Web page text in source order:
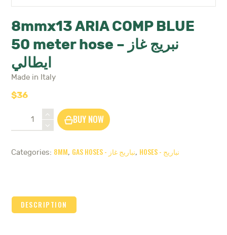
8mmx13 ARIA COMP BLUE
50 meter hose – نبريج غاز
ايطالي
Made in Italy
$36
50
نبريج
غاز
BUY NOW
Categories: 8MM, GAS HOSES - نباريج غاز, HOSES - نباريج
DESCRIPTION